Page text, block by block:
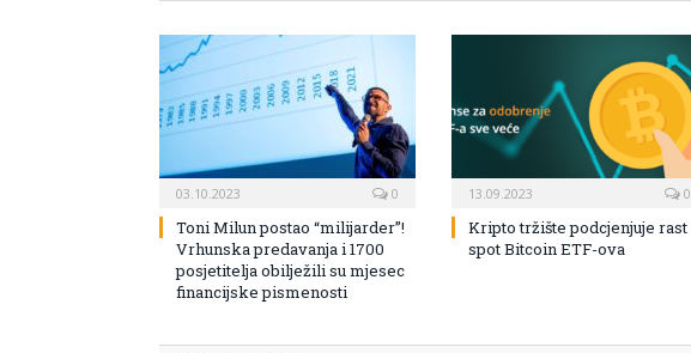
03.10.2023 0
Toni Milun postao “milijarder”!
Vrhunska predavanja i 1700
posjetitelja obilježili su mjesec
financijske pismenosti
13.09.2023 0
Kripto tržište podcjenjuje rast
spot Bitcoin ETF-ova